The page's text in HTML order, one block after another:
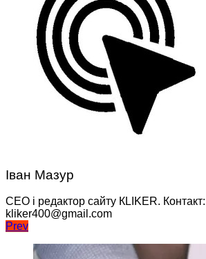
Іван Мазур
CEO і редактор сайту КLIKER. Контакт:
kliker400@gmail.com
Навігація
записів
Prev